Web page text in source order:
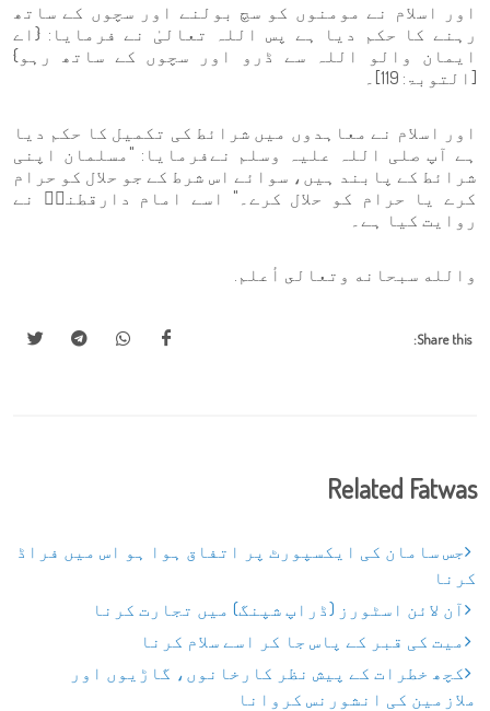
اور اسلام نے مومنوں کو سچ بولنے اور سچوں کے ساتھ
رہنے کا حکم دیا ہے پس اللہ تعالیٰ نے فرمایا: {اے
ایمان والو اللہ سے ڈرو اور سچوں کے ساتھ رہو}
[التوبۃ: 119]۔
اور اسلام نے معاہدوں میں شرائط کی تکمیل کا حکم دیا
ہے آپ صلی اللہ علیہ وسلم نےفرمایا: "مسلمان اپنی
شرائط کے پابند ہیں، سوائے اس شرط کے جو حلال کو حرام
کرے یا حرام کو حلال کرے۔" اسے امام دارقطنیؒ نے
روایت کیا ہے۔
والله سبحانه وتعالى أعلم.
Share this:
Related Fatwas
جس سامان کی ایکسپورٹ پر اتفاق ہوا ہو اس میں فراڈ
کرنا
آن لائن اسٹورز (ڈراپ شپنگ) میں تجارت کرنا
میت کی قبر کے پاس جا کر اسے سلام کرنا
کچھ خطرات کے پیش نظر کارخانوں، گاڑیوں اور
ملازمین کی انشورنس کروانا